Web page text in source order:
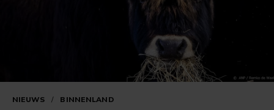
NIEUWS / BINNENLAND